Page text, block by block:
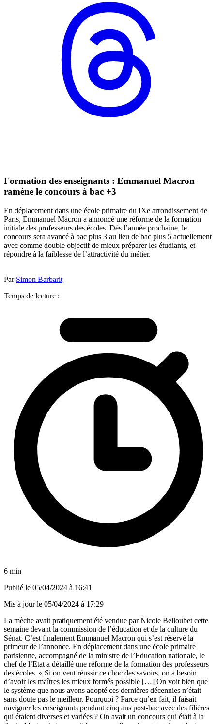
Formation des enseignants : Emmanuel Macron
ramène le concours à bac +3
En déplacement dans une école primaire du IXe arrondissement de
Paris, Emmanuel Macron a annoncé une réforme de la formation
initiale des professeurs des écoles. Dès l’année prochaine, le
concours sera avancé à bac plus 3 au lieu de bac plus 5 actuellement
avec comme double objectif de mieux préparer les étudiants, et
répondre à la faiblesse de l’attractivité du métier.
Par Simon Barbarit
Temps de lecture :
6 min
Publié le 05/04/2024 à 16:41
Mis à jour le 05/04/2024 à 17:29
La mèche avait pratiquement été vendue par Nicole Belloubet cette
semaine devant la commission de l’éducation et de la culture du
Sénat. C’est finalement Emmanuel Macron qui s’est réservé la
primeur de l’annonce. En déplacement dans une école primaire
parisienne, accompagné de la ministre de l’Education nationale, le
chef de l’Etat a détaillé une réforme de la formation des professeurs
des écoles. « Si on veut réussir ce choc des savoirs, on a besoin
d’avoir les maîtres les mieux formés possible […] On voit bien que
le système que nous avons adopté ces dernières décennies n’était
sans doute pas le meilleur. Pourquoi ? Parce qu’en fait, il faisait
naviguer les enseignants pendant cinq ans post-bac avec des filières
qui étaient diverses et variées ? On avait un concours qui était à la